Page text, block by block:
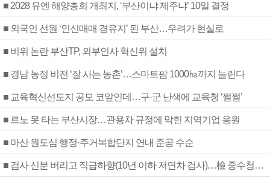
■ 2028 유엔 해양총회 개최지, ‘부산이냐 제주냐’ 10일 결정
■ 외국인 선원 ‘인신매매 경유지’ 된 부산…우려가 현실로
■ 비위 논란 부산TP, 외부인사 혁신위 설치
■ 경남 농정 비전 ‘잘 사는 농촌’…스마트팜 1000㏊까지 늘린다
■ 교육혁신선도지 공모 코앞인데…구·군 난색에 교육청 ‘쩔쩔’
■ 르노 못 타는 부산시장…관용차 규정에 막힌 지역기업 응원
■ 마산 원도심 행정·주거복합단지 연내 준공 수순
■ 검사 신분 버리고 직급하향(10년 이하 저연차 검사)…檢 중수청행 기피